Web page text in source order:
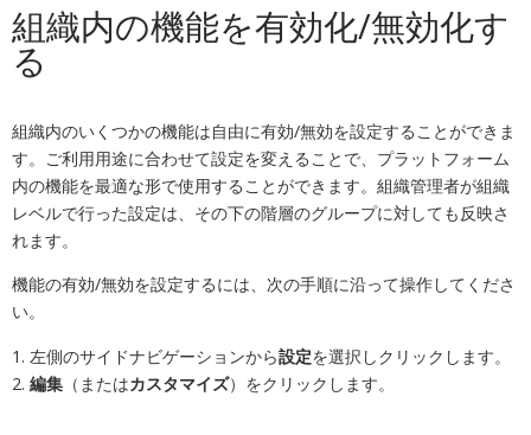
組織内の機能を有効化/無効化す
る
組織内のいくつかの機能は自由に有効/無効を設定することができま
す。ご利用用途に合わせて設定を変えることで、プラットフォーム
内の機能を最適な形で使用することができます。組織管理者が組織
レベルで行った設定は、その下の階層のグループに対しても反映さ
れます。
機能の有効/無効を設定するには、次の手順に沿って操作してくださ
い。
1. 左側のサイドナビゲーションから設定を選択しクリックします。
2. 編集 （またはカスタマイズ）をクリックします。